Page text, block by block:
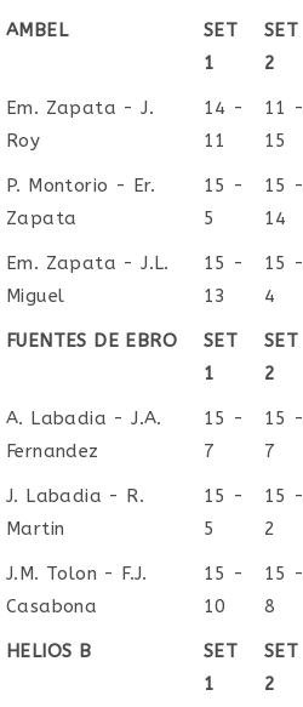
LOCAL
RES
AMBEL
SET
1
SET
2
Em. Zapata - J.
Roy
14 -
11
11 -
15
P. Montorio - Er.
Zapata
15 -
5
15 -
14
Em. Zapata - J.L.
Miguel
15 -
13
15 -
4
FUENTES DE EBRO
SET
1
SET
2
A. Labadia - J.A.
Fernandez
15 -
7
15 -
7
J. Labadia - R.
Martin
15 -
5
15 -
2
J.M. Tolon - F.J.
Casabona
15 -
10
15 -
8
HELIOS B
SET
1
SET
2